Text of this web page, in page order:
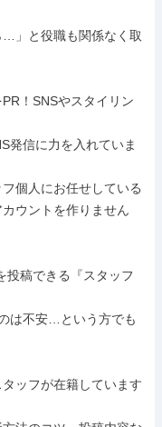
…」と役職も関係なく取
！SNSやスタイリン
発信に力を入れていま
個人にお任せしている
ウントを作りません
投稿できる『スタッフ
は不安…という方でも
ッフが在籍しています